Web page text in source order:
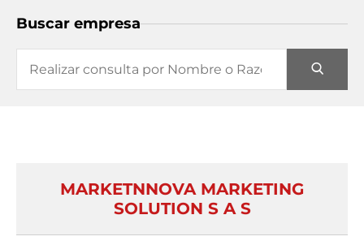
Buscar empresa
MARKETNNOVA MARKETING
SOLUTION S A S